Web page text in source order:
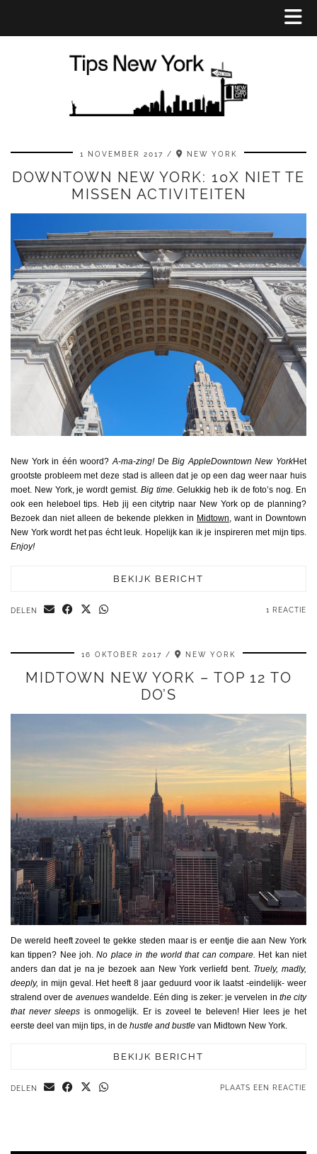
1 NOVEMBER 2017 NEW YORK
DOWNTOWN NEW YORK: 10X NIET TE
MISSEN ACTIVITEITEN
New York in één woord? A-ma-zing!De Big AppleDowntown New YorkHet
grootste probleem met deze stad is alleen dat je op een dag weer naar huis
moet. New York, je wordt gemist. Big time. Gelukkig heb ik de foto’s nog. En
ook een heleboel tips. Heb jij een citytrip naar New York op de planning?
Bezoek dan niet alleen de bekende plekken in Midtown , want in Downtown
New York wordt het pas écht leuk. Hopelijk kan ik je inspireren met mijn tips.
Enjoy!
BEKIJK BERICHT
DELEN 1 REACTIE
16 OKTOBER 2017 NEW YORK
MIDTOWN NEW YORK – TOP 12 TO
DO’S
De wereld heeft zoveel te gekke steden maar is er eentje die aan New York
kan tippen? Nee joh.No place in the world that can compare. Het kan niet
anders dan dat je na je bezoek aan New York verliefd bent. Truely, madly,
deeply, in mijn geval. Het heeft 8 jaar geduurd voor ik laatst -eindelijk- weer
stralend over de avenues wandelde. Eén ding is zeker: je vervelen in the city
that never sleeps is onmogelijk. Er is zoveel te beleven! Hier lees je het
eerste deel van mijn tips, in de hustle and bustle van Midtown New York.
BEKIJK BERICHT
DELEN PLAATS EEN REACTIE